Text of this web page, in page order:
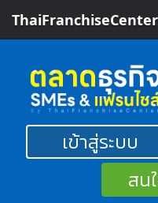
เข้าสู่ระบบ
สน